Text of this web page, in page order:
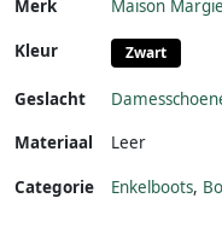
Merk Maison
Kleur Zwart
Geslacht
Materiaal
Leer
Categorie Enkelboots,